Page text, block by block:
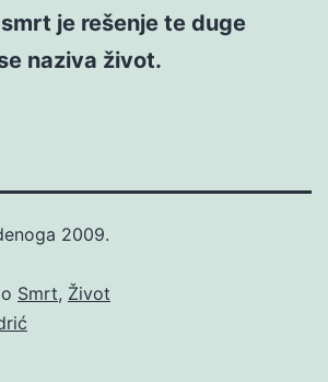
je rešenje te duge
naziva život.
2009.
Smrt, Život